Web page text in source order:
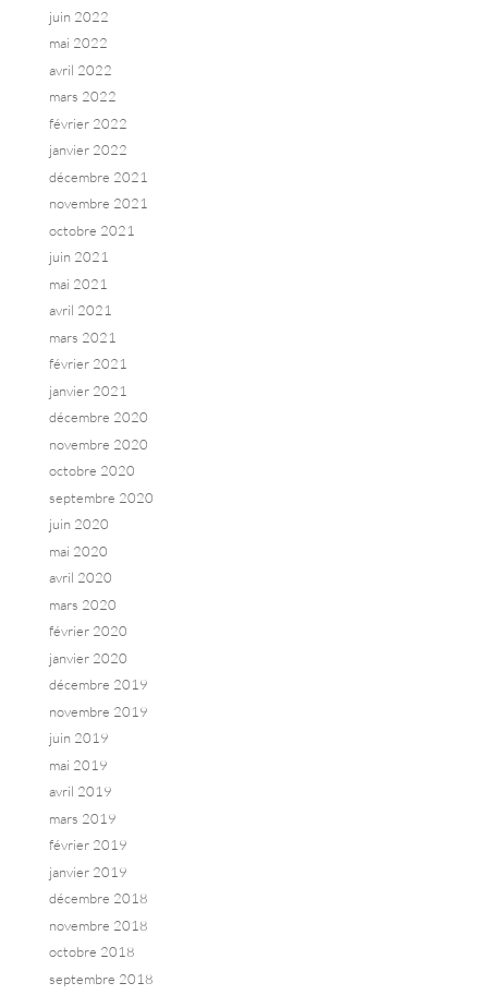
juin 2022
mai 2022
avril 2022
mars 2022
février 2022
janvier 2022
décembre 2021
novembre 2021
octobre 2021
juin 2021
mai 2021
avril 2021
mars 2021
février 2021
janvier 2021
décembre 2020
novembre 2020
octobre 2020
septembre 2020
juin 2020
mai 2020
avril 2020
mars 2020
février 2020
janvier 2020
décembre 2019
novembre 2019
juin 2019
mai 2019
avril 2019
mars 2019
février 2019
janvier 2019
décembre 2018
novembre 2018
octobre 2018
septembre 2018